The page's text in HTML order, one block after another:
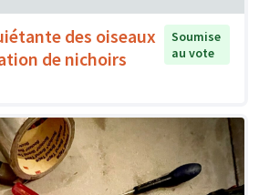
des oiseaux
de nichoirs
Soumise
au vote